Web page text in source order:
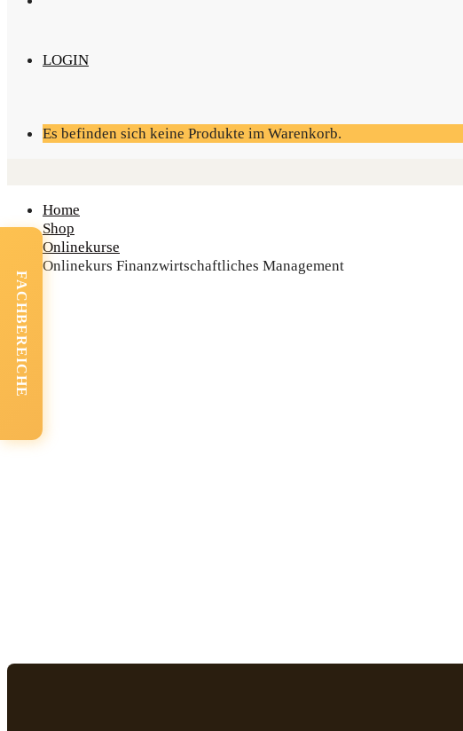
LOGIN
Es befinden sich keine Produkte im Warenkorb.
Home
Shop
Onlinekurse
Online­kurs Finanz­wirt­schaft­li­ches Management
FACHBEREICHE